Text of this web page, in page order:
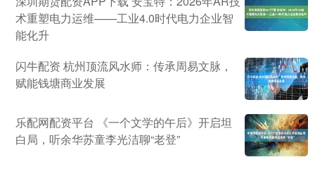
术重塑电力运维——工业4.0时代电力企业智
能化升
闪牛配资 杭州顶流风水师：传承周易文脉，
赋能钱塘商业发展
乐配网配资平台 《一个文学的午后》开启坦
白局，听余华苏童李光洁聊“老登”